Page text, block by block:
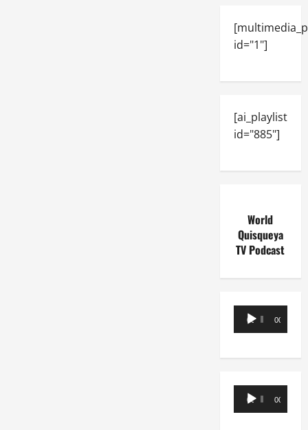
id="1"]
[ai_playlist
id="885"]
World
Quisqueya
TV Podcast
Reproductor
de
00:00 00:00
Reproductor
de
00:00 00:00